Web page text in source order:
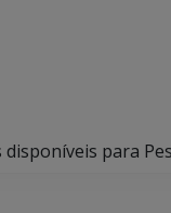
disponíveis para